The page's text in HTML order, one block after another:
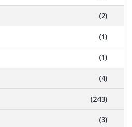
(2)
(1)
(1)
(4)
(243)
(3)